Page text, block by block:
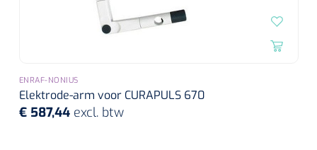
ENRAF-NONIUS
Elektrode-arm voor CURAPULS 670
€ 587,44 excl. btw